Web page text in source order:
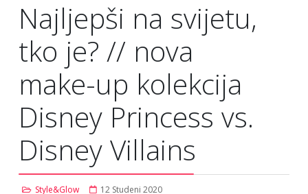
Najljepši na svijetu,
tko je? // nova
make-up kolekcija
Disney Princess vs.
Disney Villains
Style&Glow 12 Studeni 2020